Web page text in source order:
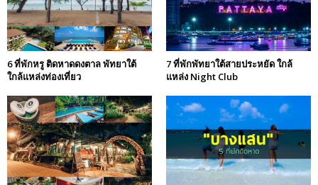
6 ที่พักหรู ติดหาดดงตาล พัทยาใต้
ใกล้แหล่งท่องเที่ยว
7 ที่พักพัทยาใต้สายประหยัด ใกล้
แหล่ง Night Club